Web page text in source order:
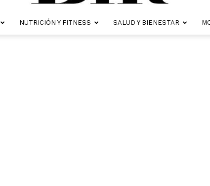
NUTRICIÓN Y FITNESS SALUD Y BIENESTAR